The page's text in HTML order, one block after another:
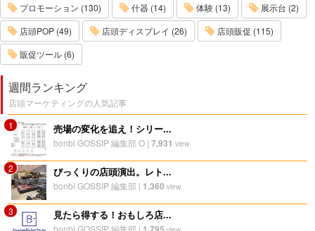
プロモーション (130) 什器 (14) 体験 (13)
展示台 (2)
店頭POP (49)
店頭ディスプレイ (26)
店頭販促 (115)
販促ツール (6)
週間ランキング
店頭マーケティングの人気記事
1
売場の変化を追え！シリー...
bonbi GOSSIP 編集部 O | 7,931 view
2 びっくりの店頭演出。レト...
bonbi GOSSIP 編集部 | 1,360 view
3 見たら得する！おもしろ店...
bonbi GOSSIP 編集部 |